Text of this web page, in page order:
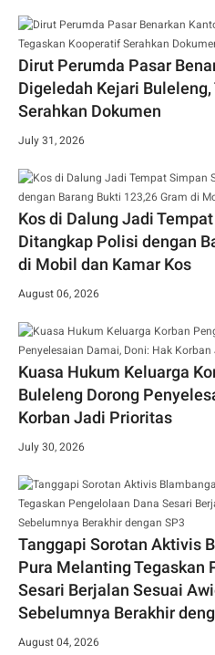
Dirut Perumda Pasar
Digeledah Kejari
Serahkan Dokumen
July 31, 2026
Kos di Dalung Jadi
Ditangkap Polisi dengan
di Mobil dan Kamar Kos
August 06, 2026
Kuasa Hukum Keluarga
Buleleng Dorong
Korban Jadi Prioritas
July 30, 2026
Tanggapi Sorotan Aktivis
Pura Melanting Tegaskan
Sesari Berjalan Sesuai
Sebelumnya Berakhir
August 04, 2026